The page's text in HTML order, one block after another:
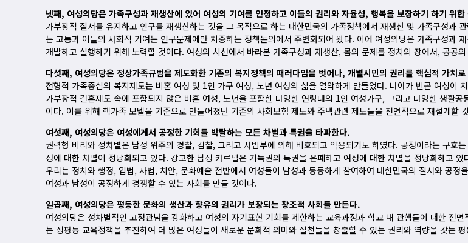
넷째, 여성의당은 가족구성과 재생산에 있어 여성의 기여를 인정하고 이들의 권리와 자율성, 행복을 보장하기 하기 위
가부장적 질서를 유지하고 인구를 재생산하는 것을 그 목적으로 하는 대한민국의 가족정책에서 재생산 및 가족구성과
는 고통과 이들의 사회적 기여는 인구문제에만 치중하는 정책논의에서 주변화되어 왔다. 이에 여성의당은 가족구성과
개발하고 실행하기 위해 노력할 것이다. 여성의 시선에서 바라본 가족구성과 재생산, 몸의 문제를 정치의 장에서, 공공
다섯째, 여성의당은 정상가족규범을 제도화한 기존의 복지정책의 패러다임을 벗어나, 개별시민의 권리를 핵심적 가치
전형적 가족중심의 복지제도는 비혼 여성 및 1인 가구 여성, 노년 여성의 삶을 열악하게 만들었다. 나아가 빈곤 여성이
가부장적 결혼제도 속에 포함되지 않은 비혼 여성, 노년을 포함한 다양한 연령대의 1인 여성가구, 그리고 다양한 생활
이다. 이를 위해 핵가족 모델을 기준으로 만들어졌던 기존의 사회보험 제도와 주택관련 제도들을 전면적으로 재설계할
여섯째, 여성의당은 여성에게서 공정한 기회를 박탈하는 모든 차별과 특권을 타파한다.
권력형 비리와 성차별은 남성 위주의 경찰, 검찰, 그리고 사법부에 의해 비호되고 악용되기도 하였다. 공정이라는 구호
성에 대한 차별이 정당화되고 있다. 강고한 남성 카르텔은 기득권의 특권을 은폐하고 여성에 대한 차별을 정당화하고 있
우리는 정치와 행정, 입법, 사법, 치안, 문화예술 전반에서 여성들이 남성과 등등하게 참여하여 대한민국의 질서와 공
여성과 남성이 공정하게 경쟁할 수 있는 사회를 만들 것이다.
일곱째, 여성의당은 평등한 문화의 생산과 향유의 권리가 보장되는 창조적 사회를 만든다.
여성의당은 성차별적인 고정관념을 강화하고 여성의 자기표현 기회를 제한하는 교육과정과 학교 내 관행들에 대한 전
는 성평등 교육정책을 추진하여 더 많은 여성들이 새로운 문화적 의미와 실천들을 창출할 수 있는 권리와 역량을 갖는